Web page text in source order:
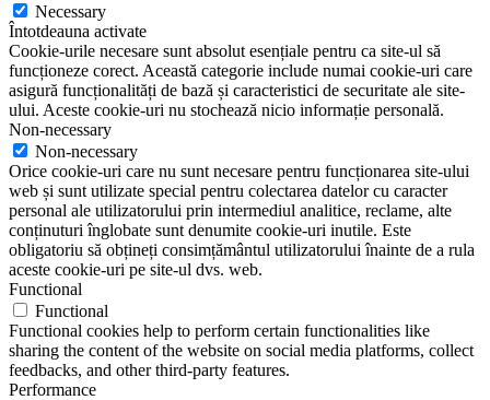
Necessary
Întotdeauna activate
Cookie-urile necesare sunt absolut esențiale pentru ca site-ul să
funcționeze corect. Această categorie include numai cookie-uri care
asigură funcționalități de bază și caracteristici de securitate ale site-
ului. Aceste cookie-uri nu stochează nicio informație personală.
Non-necessary
Non-necessary
Orice cookie-uri care nu sunt necesare pentru funcționarea site-ului
web și sunt utilizate special pentru colectarea datelor cu caracter
personal ale utilizatorului prin intermediul analitice, reclame, alte
conținuturi înglobate sunt denumite cookie-uri inutile. Este
obligatoriu să obțineți consimțământul utilizatorului înainte de a rula
aceste cookie-uri pe site-ul dvs. web.
Functional
Functional
Functional cookies help to perform certain functionalities like
sharing the content of the website on social media platforms, collect
feedbacks, and other third-party features.
Performance